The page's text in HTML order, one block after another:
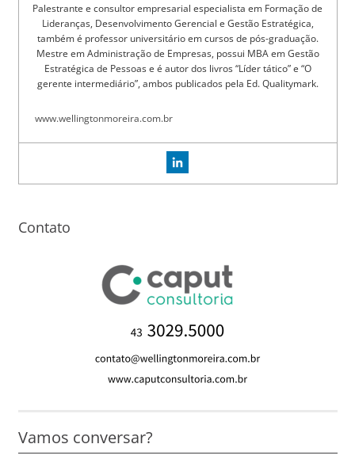
Palestrante e consultor empresarial especialista em Formação de
Lideranças, Desenvolvimento Gerencial e Gestão Estratégica,
também é professor universitário em cursos de pós-graduação.
Mestre em Administração de Empresas, possui MBA em Gestão
Estratégica de Pessoas e é autor dos livros “Líder tático” e “O
gerente intermediário”, ambos publicados pela Ed. Qualitymark.
www.wellingtonmoreira.com.br
Contato
Vamos conversar?